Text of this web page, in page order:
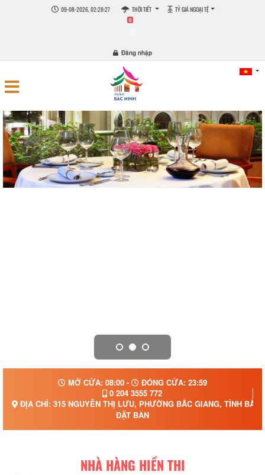
09-08-2026, 02:28:27 THỜI TIẾT TỶ GIÁ NGOẠI TỆ
0
Đăng nhập
MỞ CỬA: 08:00 -
ĐÓNG CỬA: 23:59
0 204 3555 772
ĐỊA CHỈ: 315 NGUYỄN THỊ LƯU, PHƯỜNG BẮC GIANG, TỈNH BẮC
ĐẶT BÀN
NHÀ HÀNG HIỀN THI